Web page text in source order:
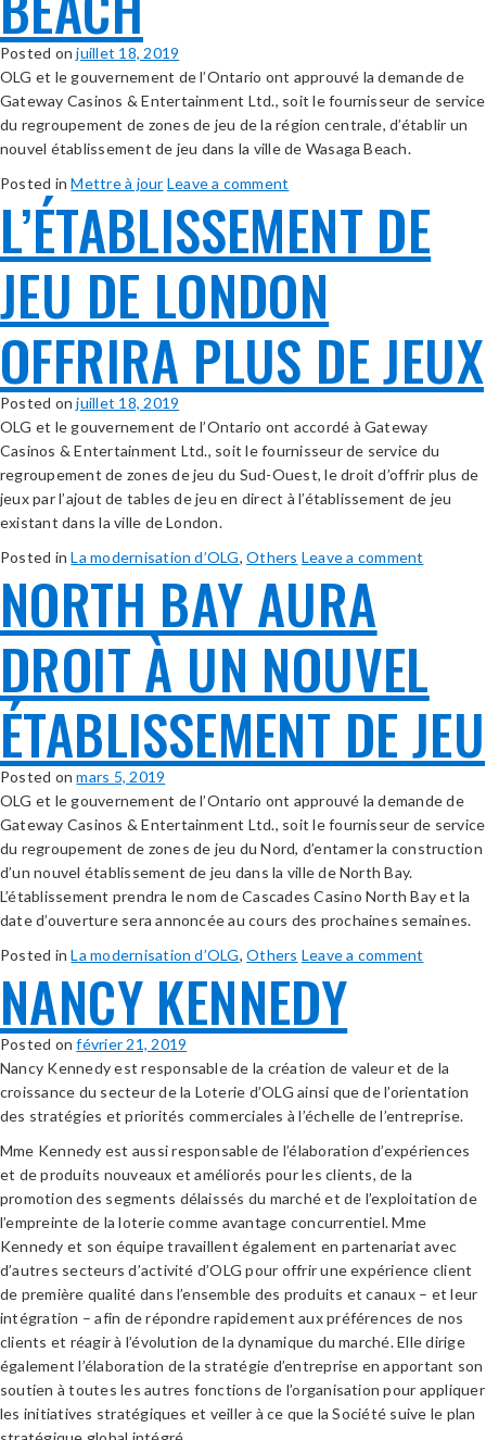
Posted onjuillet 18, 2019
OLG et le gouvernement de l’Ontario ont approuvé la demande de
Gateway Casinos & Entertainment Ltd., soit le fournisseur de service
du regroupement de zones de jeu de la région centrale, d’établir un
nouvel établissement de jeu dans la ville de Wasaga Beach.
Posted inMettre à jour Leave a comment
L’ÉTABLISSEMENT DE
JEU DE LONDON
OFFRIRA PLUS DE JEUX
Posted onjuillet 18, 2019
OLG et le gouvernement de l’Ontario ont accordé à Gateway
Casinos & Entertainment Ltd., soit le fournisseur de service du
regroupement de zones de jeu du Sud-Ouest, le droit d’offrir plus de
jeux par l’ajout de tables de jeu en direct à l’établissement de jeu
existant dans la ville de London.
Posted inLa modernisation d’OLG,Others Leave a comment
NORTH BAY AURA
DROIT À UN NOUVEL
ÉTABLISSEMENT DE JEU
Posted onmars 5, 2019
OLG et le gouvernement de l’Ontario ont approuvé la demande de
Gateway Casinos & Entertainment Ltd., soit le fournisseur de service
du regroupement de zones de jeu du Nord, d’entamer la construction
d’un nouvel établissement de jeu dans la ville de North Bay.
L’établissement prendra le nom de Cascades Casino North Bay et la
date d’ouverture sera annoncée au cours des prochaines semaines.
Posted inLa modernisation d’OLG,Others Leave a comment
NANCY KENNEDY
Posted onfévrier 21, 2019
Nancy Kennedy est responsable de la création de valeur et de la
croissance du secteur de la Loterie d’OLG ainsi que de l’orientation
des stratégies et priorités commerciales à l’échelle de l’entreprise.
Mme Kennedy est aussi responsable de l’élaboration d’expériences
et de produits nouveaux et améliorés pour les clients, de la
promotion des segments délaissés du marché et de l’exploitation de
l’empreinte de la loterie comme avantage concurrentiel. Mme
Kennedy et son équipe travaillent également en partenariat avec
d’autres secteurs d’activité d’OLG pour offrir une expérience client
de première qualité dans l’ensemble des produits et canaux – et leur
intégration – afin de répondre rapidement aux préférences de nos
clients et réagir à l’évolution de la dynamique du marché. Elle dirige
également l’élaboration de la stratégie d’entreprise en apportant son
soutien à toutes les autres fonctions de l’organisation pour appliquer
les initiatives stratégiques et veiller à ce que la Société suive le plan